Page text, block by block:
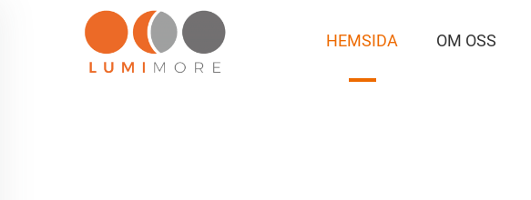
HEMSIDA OM OSS